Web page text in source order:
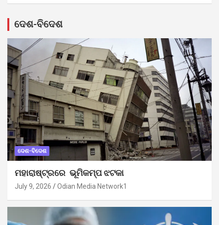
ଦେଶ-ବିଦେଶ
ଦେଶ-ବିଦେଶ
ମହାରାଷ୍ଟ୍ରରେ ଭୂମିକମ୍ପ ଝଟକା
July 9, 2026 Odian Media Network1